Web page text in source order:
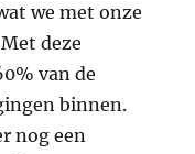
we met onze
deze
van de
binnen.
nog een